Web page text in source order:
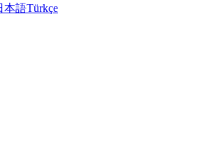
本語Türkçe